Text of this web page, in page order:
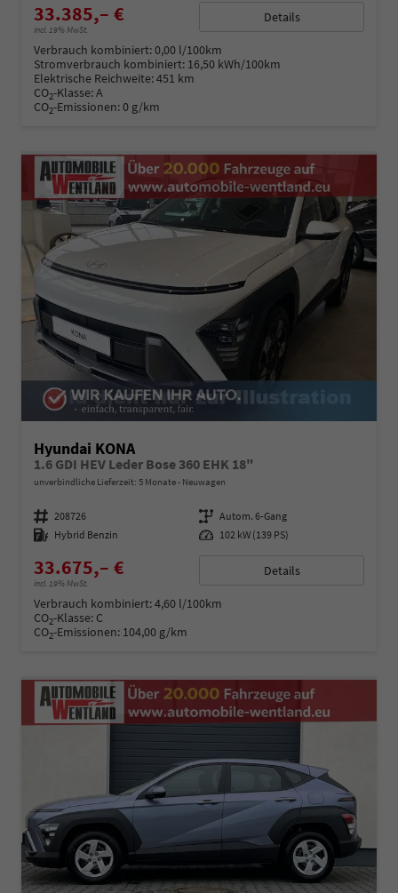
33.385,– €
incl. 19% MwSt.
Details
Verbrauch kombiniert:0,00 l/100km
Stromverbrauch kombiniert: 16,50 kWh/100km
Elektrische Reichweite:451 km
CO2-Klasse:A
CO2-Emissionen:0 g/km
Hyundai KONA
1.6 GDI HEV Leder Bose 360 EHK 18"
unverbindliche Lieferzeit: 5 Monate Neuwagen
Fahrzeugnummer 208726 Getriebe Autom. 6-Gang
Kraftstoff Hybrid Benzin Leistung 102 kW (139 PS)
33.675,– €
incl. 19% MwSt.
Details
Verbrauch kombiniert:4,60 l/100km
CO2-Klasse: C
CO2-Emissionen: 104,00 g/km